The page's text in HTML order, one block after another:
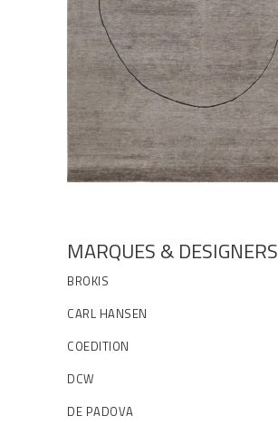
MARQUES & DESIGNERS
BROKIS
CARL HANSEN
COEDITION
DCW
DE PADOVA